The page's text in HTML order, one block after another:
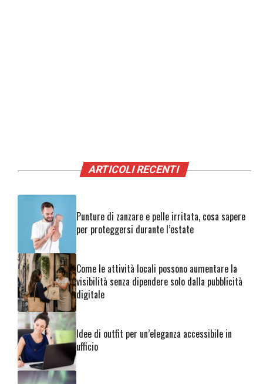
ARTICOLI RECENTI
Punture di zanzare e pelle irritata, cosa sapere
per proteggersi durante l’estate
Come le attività locali possono aumentare la
visibilità senza dipendere solo dalla pubblicità
digitale
Idee di outfit per un’eleganza accessibile in
ufficio